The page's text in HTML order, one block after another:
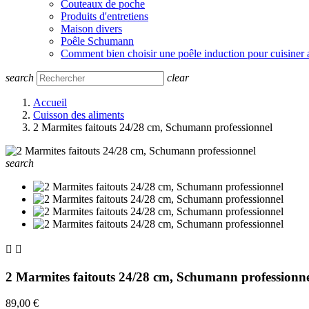
Couteaux de poche
Produits d'entretiens
Maison divers
Poêle Schumann
Comment bien choisir une poêle induction pour cuisiner
search clear
Accueil
Cuisson des aliments
2 Marmites faitouts 24/28 cm, Schumann professionnel
search
 
2 Marmites faitouts 24/28 cm, Schumann
89,00 €